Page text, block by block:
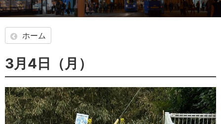
ホーム
3月4日（月）